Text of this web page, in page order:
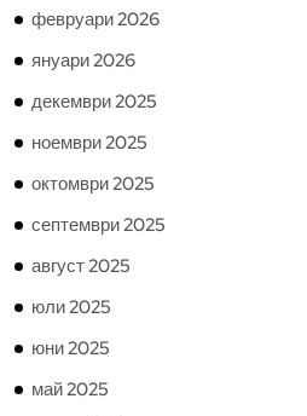
февруари 2026
януари 2026
декември 2025
ноември 2025
октомври 2025
септември 2025
август 2025
юли 2025
юни 2025
май 2025